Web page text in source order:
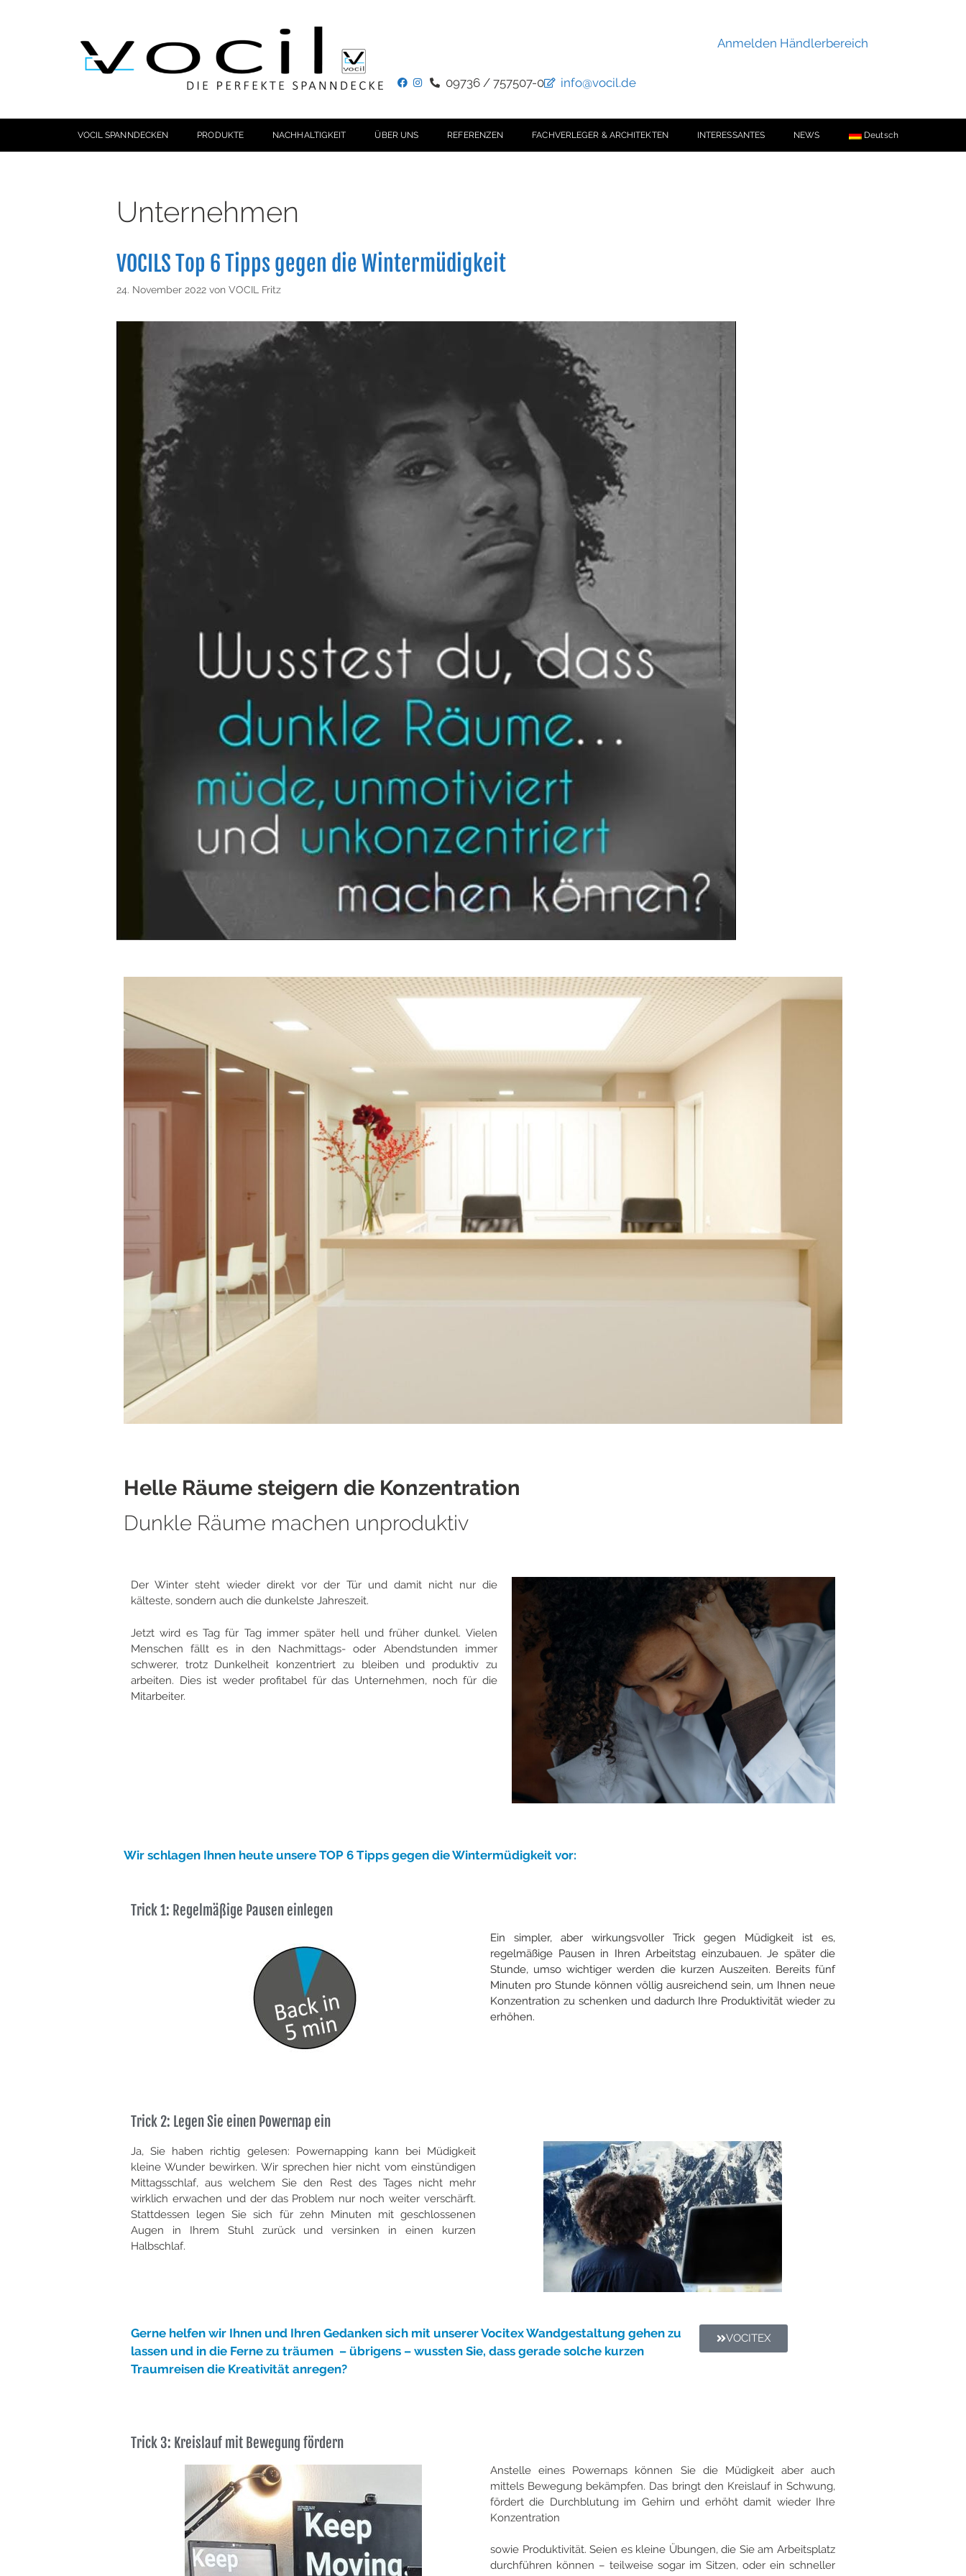
Anmelden Händlerbereich
09736 / 757507-0 info@vocil.de
VOCIL SPANNDECKEN PRODUKTE NACHHALTIGKEIT ÜBER UNS REFERENZEN FACHVERLEGER & ARCHITEKTEN INTERESSANTES NEWS Deutsch
Unternehmen
VOCILS Top 6 Tipps gegen die Wintermüdigkeit
24. November 2022 von VOCIL Fritz
Helle Räume steigern die Konzentration
Dunkle Räume machen unproduktiv
Der Winter steht wieder direkt vor der Tür und damit nicht nur die
kälteste, sondern auch die dunkelste Jahreszeit.
Jetzt wird es Tag für Tag immer später hell und früher dunkel. Vielen
Menschen fällt es in den Nachmittags- oder Abendstunden immer
schwerer, trotz Dunkelheit konzentriert zu bleiben und produktiv zu
arbeiten. Dies ist weder profitabel für das Unternehmen, noch für die
Mitarbeiter.
Wir schlagen Ihnen heute unsere TOP 6 Tipps gegen die Wintermüdigkeit vor:
Trick 1: Regelmäßige Pausen einlegen
Ein simpler, aber wirkungsvoller Trick gegen Müdigkeit ist es,
regelmäßige Pausen in Ihren Arbeitstag einzubauen. Je später die
Stunde, umso wichtiger werden die kurzen Auszeiten. Bereits fünf
Minuten pro Stunde können völlig ausreichend sein, um Ihnen neue
Konzentration zu schenken und dadurch Ihre Produktivität wieder zu
erhöhen.
Trick 2: Legen Sie einen Powernap ein
Ja, Sie haben richtig gelesen: Powernapping kann bei Müdigkeit
kleine Wunder bewirken. Wir sprechen hier nicht vom einstündigen
Mittagsschlaf, aus welchem Sie den Rest des Tages nicht mehr
wirklich erwachen und der das Problem nur noch weiter verschärft.
Stattdessen legen Sie sich für zehn Minuten mit geschlossenen
Augen in Ihrem Stuhl zurück und versinken in einen kurzen
Halbschlaf.
Gerne helfen wir Ihnen und Ihren Gedanken sich mit unserer Vocitex Wandgestaltung gehen zu
lassen und in die Ferne zu träumen – übrigens – wussten Sie, dass gerade solche kurzen
Traumreisen die Kreativität anregen?
VOCITEX
Trick 3: Kreislauf mit Bewegung fördern
Anstelle eines Powernaps können Sie die Müdigkeit aber auch
mittels Bewegung bekämpfen. Das bringt den Kreislauf in Schwung,
fördert die Durchblutung im Gehirn und erhöht damit wieder Ihre
Konzentration
sowie Produktivität. Seien es kleine Übungen, die Sie am Arbeitsplatz
durchführen können – teilweise sogar im Sitzen, oder ein schneller